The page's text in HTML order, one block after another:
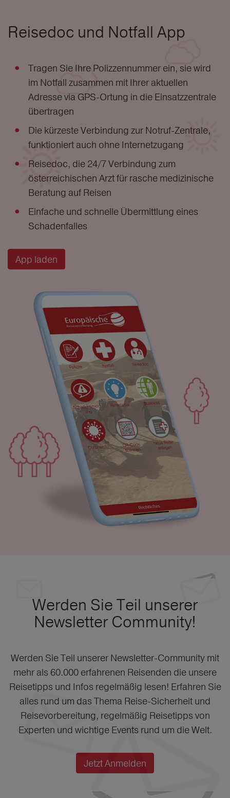
Reisedoc und Notfall App
Tragen Sie Ihre Polizzennummer ein, sie wird
im Notfall zusammen mit Ihrer aktuellen
Adresse via GPS-Ortung in die Einsatzzentrale
übertragen
Die kürzeste Verbindung zur Notruf-Zentrale,
funktioniert auch ohne Internetzugang
Reisedoc, die 24/7 Verbindung zum
österreichischen Arzt für rasche medizinische
Beratung auf Reisen
Einfache und schnelle Übermittlung eines
Schadenfalles
App laden
Werden Sie Teil unserer
Newsletter Community!
Werden Sie Teil unserer Newsletter-Community mit
mehr als 60.000 erfahrenen Reisenden die unsere
Reisetipps und Infos regelmäßig lesen! Erfahren Sie
alles rund um das Thema Reise-Sicherheit und
Reisevorbereitung, regelmäßig Reisetipps von
Experten und wichtige Events rund um die Welt.
Jetzt Anmelden